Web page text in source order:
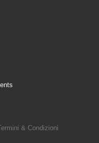
Termini & Condizioni